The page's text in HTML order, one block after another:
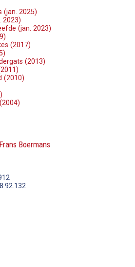
(jan. 2025)
2023)
(jan. 2023)
(2017)
(2013)
(2010)
Boermans